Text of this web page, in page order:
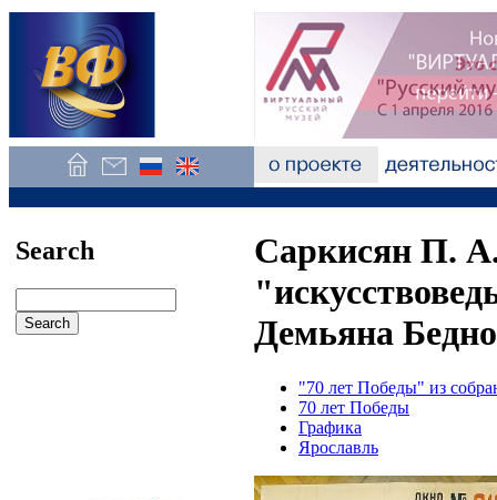
Search
Саркисян П.
Демьяна
"70 лет Победы" из
70 лет Победы
Графика
Ярославль